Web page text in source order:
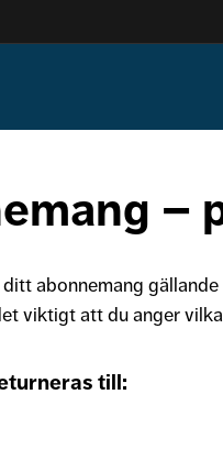
–
abonnemang
viktigt att du anger
till: